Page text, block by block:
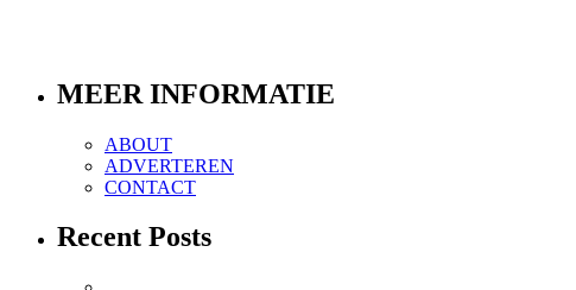
MEER INFORMATIE
ABOUT
ADVERTEREN
CONTACT
Recent Posts